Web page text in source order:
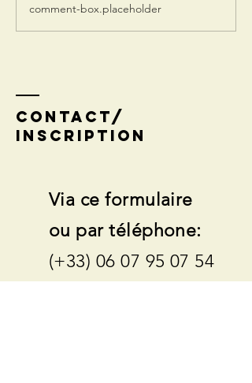
Dauphiné
libéré 3 mai
comment-box.placeholder
contact/
inscription
Via ce formulaire
ou par téléphone:
(+33) 06 07 95 07 54